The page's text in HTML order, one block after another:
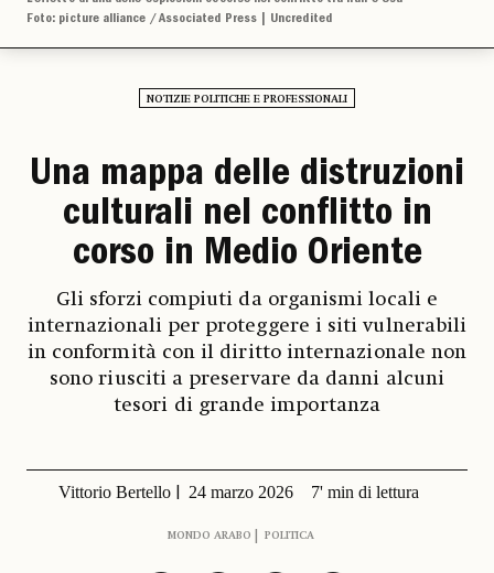
Foto: picture alliance / Associated Press | Uncredited
NOTIZIE POLITICHE E PROFESSIONALI
Una mappa delle distruzioni
culturali nel conflitto in
corso in Medio Oriente
Gli sforzi compiuti da organismi locali e
internazionali per proteggere i siti vulnerabili
in conformità con il diritto internazionale non
sono riusciti a preservare da danni alcuni
tesori di grande importanza
Vittorio Bertello 24 marzo 2026 7' min di lettura
MONDO ARABO POLITICA